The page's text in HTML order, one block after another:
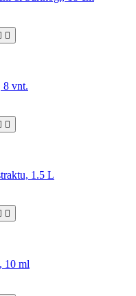

8 vnt.

1.5 L

10 ml